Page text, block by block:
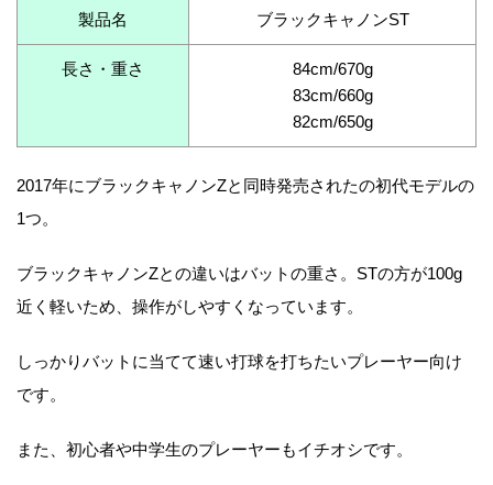
製品名 ブラックキャノンST
長さ・重さ
84cm/670g
83cm/660g
82cm/650g
2017年にブラックキャノンZと同時発売されたの初代モデルの
1つ。
ブラックキャノンZとの違いはバットの重さ。STの方が100g
近く軽いため、操作がしやすくなっています。
しっかりバットに当てて速い打球を打ちたいプレーヤー向け
です。
また、初心者や中学生のプレーヤーもイチオシです。